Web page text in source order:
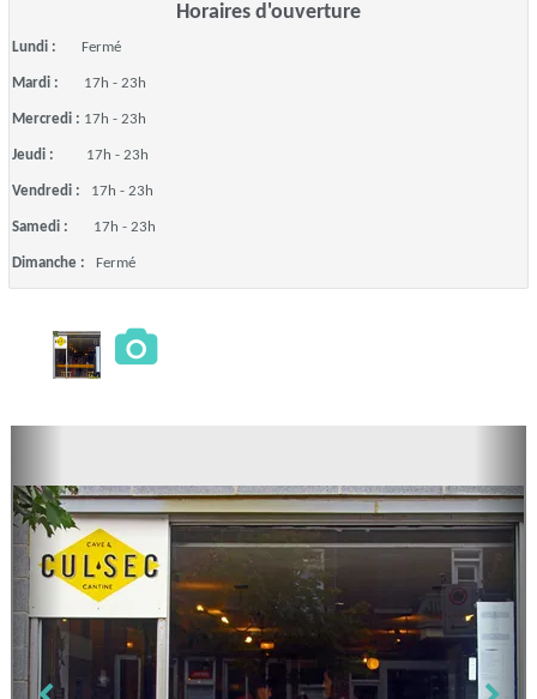
Horaires d'ouverture
Lundi : Fermé
Mardi : 17h - 23h
Mercredi : 17h - 23h
Jeudi : 17h - 23h
Vendredi : 17h - 23h
Samedi : 17h - 23h
Dimanche : Fermé